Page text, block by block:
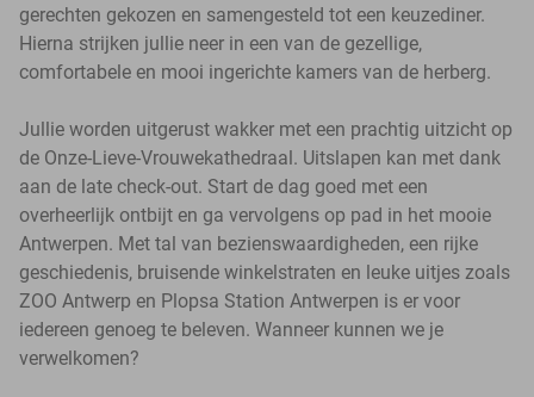
gerechten gekozen en samengesteld tot een keuzediner.
Hierna strijken jullie neer in een van de gezellige,
comfortabele en mooi ingerichte kamers van de herberg.
Jullie worden uitgerust wakker met een prachtig uitzicht op
de Onze-Lieve-Vrouwekathedraal. Uitslapen kan met dank
aan de late check-out. Start de dag goed met een
overheerlijk ontbijt en ga vervolgens op pad in het mooie
Antwerpen. Met tal van bezienswaardigheden, een rijke
geschiedenis, bruisende winkelstraten en leuke uitjes zoals
ZOO Antwerp en Plopsa Station Antwerpen is er voor
iedereen genoeg te beleven. Wanneer kunnen we je
verwelkomen?